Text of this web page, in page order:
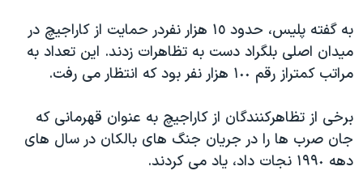
اعتراضات مردمی آبان ۹۸
اسرائیل در جنگ
نرگس محمدی برنده جایزه نوبل صلح
همایش محافظه‌کاران آمریکا «سی‌پک»
صفحه‌های ویژه
سفر پرزیدنت ترامپ به چین
به گفته پليس، حدود ١٥ هزار نفردر حمايت از کاراجيچ در
ميدان اصلی بلگراد دست به تظاهرات زدند. اين تعداد به
مراتب کمتراز رقم ١٠٠ هزار نفر بود که انتظار می رفت.
برخی از تظاهرکنندگان از کاراجيچ به عنوان قهرمانی که
جان صرب ها را در جريان جنگ های بالکان در سال های
دهه ١٩٩٠ نجات داد، ياد می کردند.